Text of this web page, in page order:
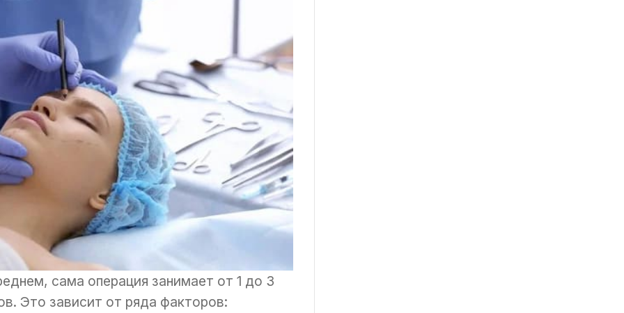
сама операция занимает от 1 до 3
Это зависит от ряда факторов: